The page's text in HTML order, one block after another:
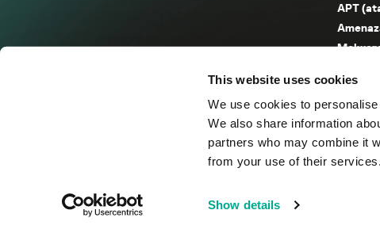
This website uses cookies
We use cookies to
We also share information
partners who may combine it
from your use of their services.
Show details
APT
Entorno
Spam y
© 2026 AO Kaspersky Lab. Todos los derechos reservados.